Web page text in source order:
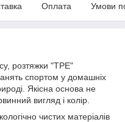
Оплата Умови
розтяжки "ТРЕ"
спортом у домашніх
Якісна основа не
вигляд і колір.
чистих матеріалів